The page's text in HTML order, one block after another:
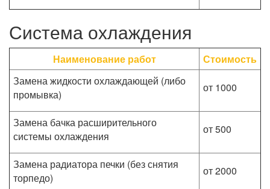
Система охлаждения
Наименование работ
Стоимость
Замена жидкости охлаждающей (либо
промывка)
от 1000
Замена бачка расширительного
системы охлаждения
от 500
Замена радиатора печки (без снятия
торпедо)
от 2000